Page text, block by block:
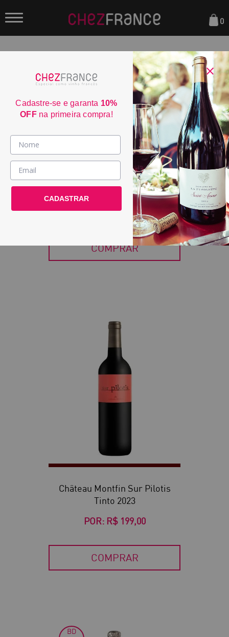
Vinhos >
País / Região >
Le Club >
0
ORDENAR POR:
50
Famille Fabre Grande
Courtade Alvarin...
DE:R$ 229,00 POR: R$ 114,50
COMPRAR
Château Montfin Sur Pilotis
Tinto 2023
POR: R$ 199,00
COMPRAR
BD
Cadastre-se e garanta 10%
OFFna primeira compra!
CADASTRAR